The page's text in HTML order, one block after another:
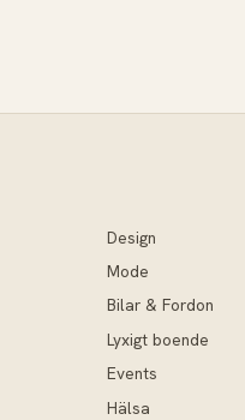
Design
Mode
Bilar & Fordon
Lyxigt boende
Events
Hälsa